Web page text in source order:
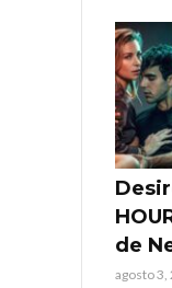
de
agosto 3,